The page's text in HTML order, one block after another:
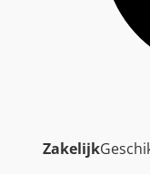
Zakelijk